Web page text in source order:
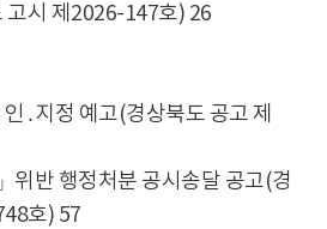
고시 제2026-147호) 26
․지정 예고(경상북도 공고 제
위반 행정처분 공시송달 공고(경
호) 57